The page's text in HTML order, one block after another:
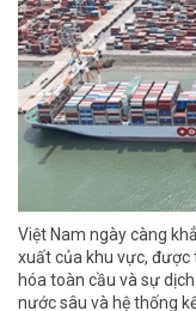
Việt Nam ngày càng
xuất của khu vực,
hóa toàn cầu và sự
nước sâu và hệ thống